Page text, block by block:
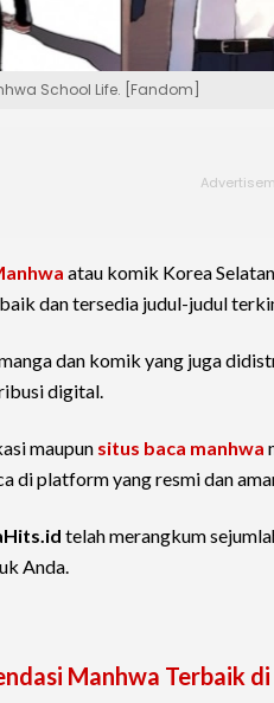
School Life. [Fandom]
atau komik Korea
dan tersedia judul-judul
dan komik yang juga
digital.
maupun situs baca manhwa
di platform yang resmi dan
telah merangkum
Anda.
Manhwa Terbaik